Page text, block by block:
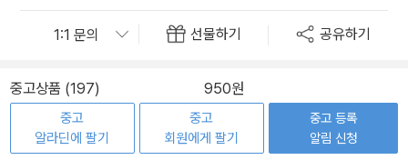
선물하기 공유하기
중고상품 (197) 950원
중고
알라딘에 팔기
중고
회원에게 팔기
중고 등록
알림 신청